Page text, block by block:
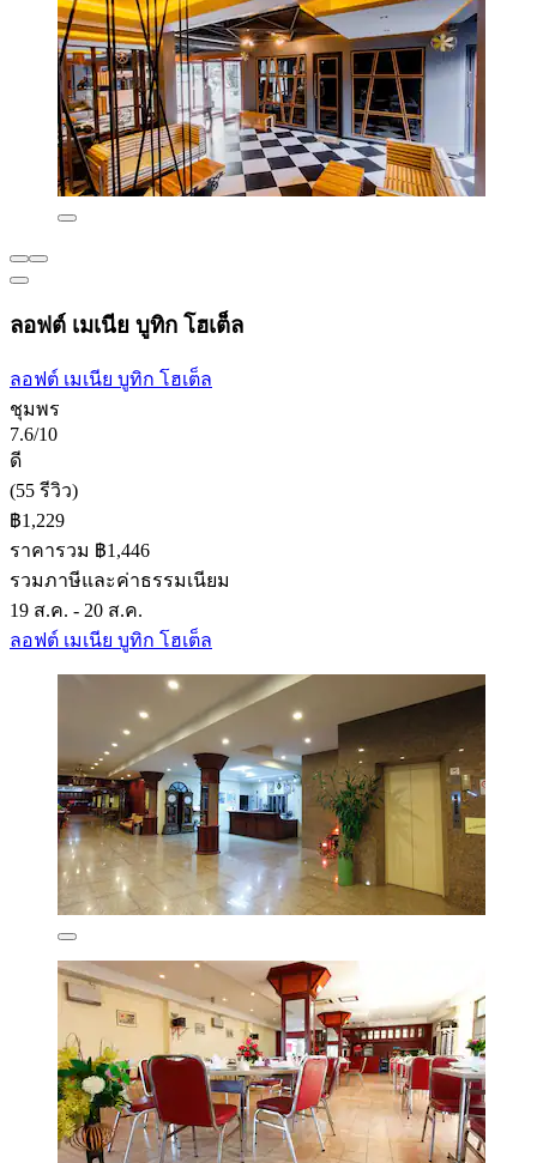
ลอฟต์ เมเนีย บูทิก โฮเต็ล
ลอฟต์ เมเนีย บูทิก โฮเต็ล
ชุมพร
7.6/10
ดี
(55 รีวิว)
฿1,229
ราคารวม ฿1,446
รวมภาษีและค่าธรรมเนียม
19 ส.ค. - 20 ส.ค.
ลอฟต์ เมเนีย บูทิก โฮเต็ล